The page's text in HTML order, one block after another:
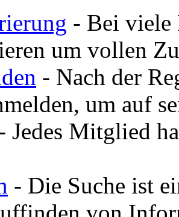
- Bei viele
um vollen
- Nach der
um auf
Jedes Mitglied
- Die Suche ist